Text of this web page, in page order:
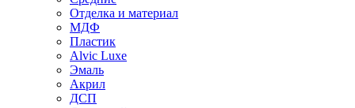
Отделка и материал
МДФ
Пластик
Alvic Luxe
Эмаль
Акрил
ДСП